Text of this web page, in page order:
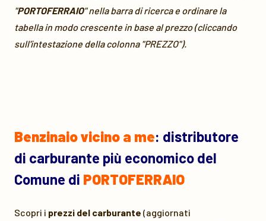
"PORTOFERRAIO" nella barra di ricerca e ordinare la
tabella in modo crescente in base al prezzo (cliccando
sull'intestazione della colonna "PREZZO").
Benzinaio vicino a me: distributore
di carburante più economico del
Comune di PORTOFERRAIO
Scopri i prezzi del carburante (aggiornati